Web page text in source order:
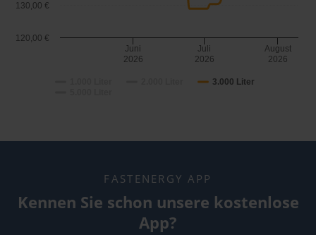
3.000 Liter
Juni
2026
Juli
2026
August
2026
120,00 €
130,00 €
FASTENERGY APP
Kennen Sie schon unsere kostenlose
App?